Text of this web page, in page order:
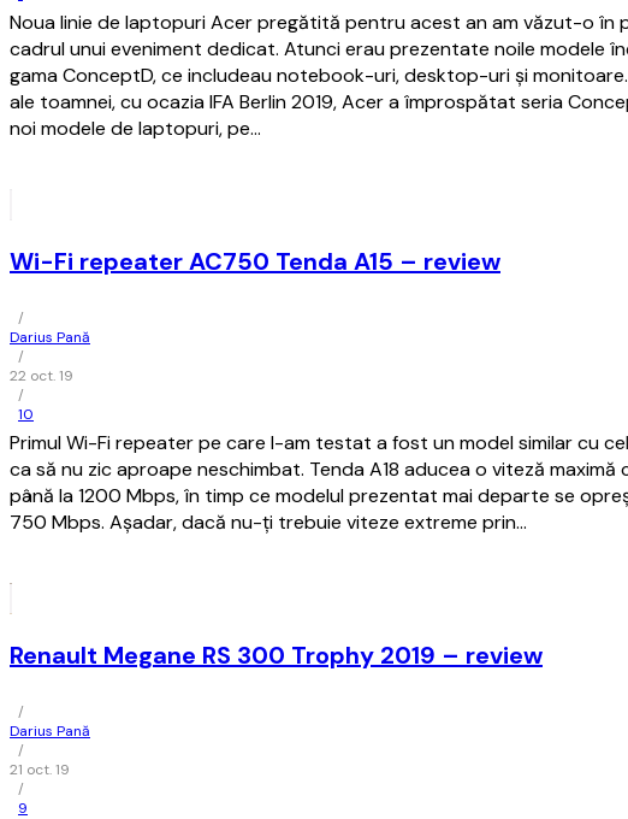
Noua linie de laptopuri Acer pregătită pentru acest an am văzut-o în
cadrul unui eveniment dedicat. Atunci erau prezentate noile modele
gama ConceptD, ce includeau notebook-uri, desktop-uri și monitoare.
ale toamnei, cu ocazia IFA Berlin 2019, Acer a împrospătat seria
noi modele de laptopuri, pe…
Wi-Fi repeater AC750 Tenda A15 – review
/
Darius Pană
/
22 oct. 19
/
10
Primul Wi-Fi repeater pe care l-am testat a fost un model similar cu
ca să nu zic aproape neschimbat. Tenda A18 aducea o viteză maximă
până la 1200 Mbps, în timp ce modelul prezentat mai departe se
750 Mbps. Așadar, dacă nu-ți trebuie viteze extreme prin…
Renault Megane RS 300 Trophy 2019 – review
/
Darius Pană
/
21 oct. 19
/
9